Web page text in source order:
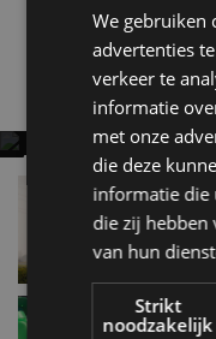
AUTOVERKOOP
VERDER IN
Tot nu toe 9,9
2025
en
apr
We gebruiken
advertenties
verkeer te
informatie
met onze
die deze
informatie die
die zij
van hun
Strikt
noodzakelijk